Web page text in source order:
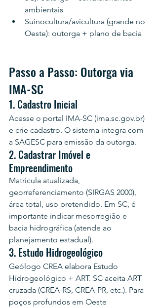
ambientais
Suinocultura/avicultura (grande no
Oeste): outorga + plano de bacia
Passo a Passo: Outorga via
IMA-SC
1. Cadastro Inicial
Acesse o portal IMA-SC (ima.sc.gov.br)
e crie cadastro. O sistema integra com
a SAGESC para emissão da outorga.
2. Cadastrar Imóvel e
Empreendimento
Matrícula atualizada,
georreferenciamento (SIRGAS 2000),
área total, uso pretendido. Em SC, é
importante indicar mesorregião e
bacia hidrográfica (atende ao
planejamento estadual).
3. Estudo Hidrogeológico
Geólogo CREA elabora Estudo
Hidrogeológico + ART. SC aceita ART
cruzada (CREA-RS, CREA-PR, etc.). Para
poços profundos em Oeste